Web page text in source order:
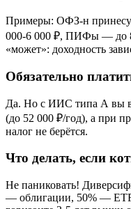
Примеры: ОФЗ-н
000-6 000 ₽, ПИФы — до
«может»: доходность
Обязательно
Да. Но с ИИС типа А вы
(до 52 000 ₽/год), а при
налог не берётся.
Что делать, если
Не паниковать!
— облигации, 50% —